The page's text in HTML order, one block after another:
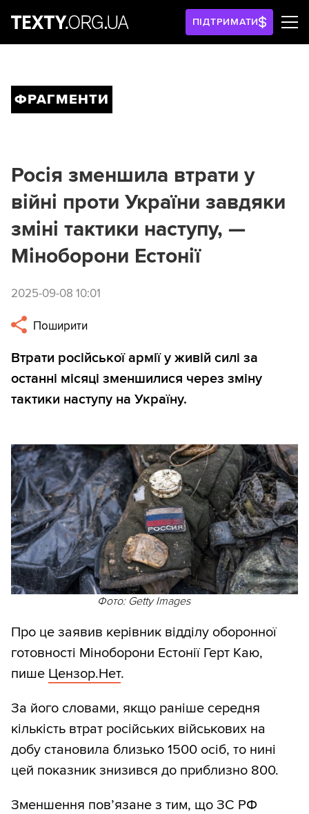
ПІДТРИМАТИ
ФРАГМЕНТИ
Росія зменшила втрати у
війні проти України завдяки
зміні тактики наступу, —
Міноборони Естонії
2025-09-08 10:01
Поширити
Втрати російської армії у живій силі за
останні місяці зменшилися через зміну
тактики наступу на Україну.
Фото: Getty Images
Про це заявив керівник відділу оборонної
готовності Міноборони Естонії Герт Каю,
пише Цензор.Нет.
За його словами, якщо раніше середня
кількість втрат російських військових на
добу становила близько 1500 осіб, то нині
цей показник знизився до приблизно 800.
Зменшення пов’язане з тим, що ЗС РФ